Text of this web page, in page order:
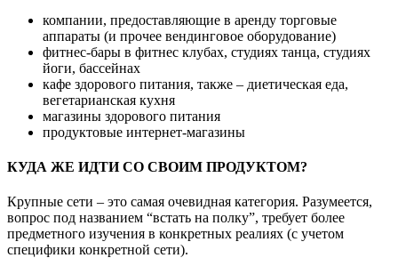
компании, предоставляющие в аренду торговые
аппараты (и прочее вендинговое оборудование)
фитнес-бары в фитнес клубах, студиях танца, студиях
йоги, бассейнах
кафе здорового питания, также – диетическая еда,
вегетарианская кухня
магазины здорового питания
продуктовые интернет-магазины
КУДА ЖЕ ИДТИ СО СВОИМ ПРОДУКТОМ?
Крупные сети – это самая очевидная категория. Разумеется,
вопрос под названием “встать на полку”, требует более
предметного изучения в конкретных реалиях (с учетом
специфики конкретной сети).